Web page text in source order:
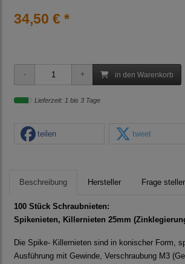
34,50 € *
in den Warenkorb
Lieferzeit: 1 bis 3 Tage
teilen tweet
Beschreibung Hersteller Frage
100 Stück Schraubnieten:
Spikenieten, Killernieten 25mm
Die Spike- Killernieten sind in konischer Form,
Ausführung mit Gewinde, Verschraubung M3